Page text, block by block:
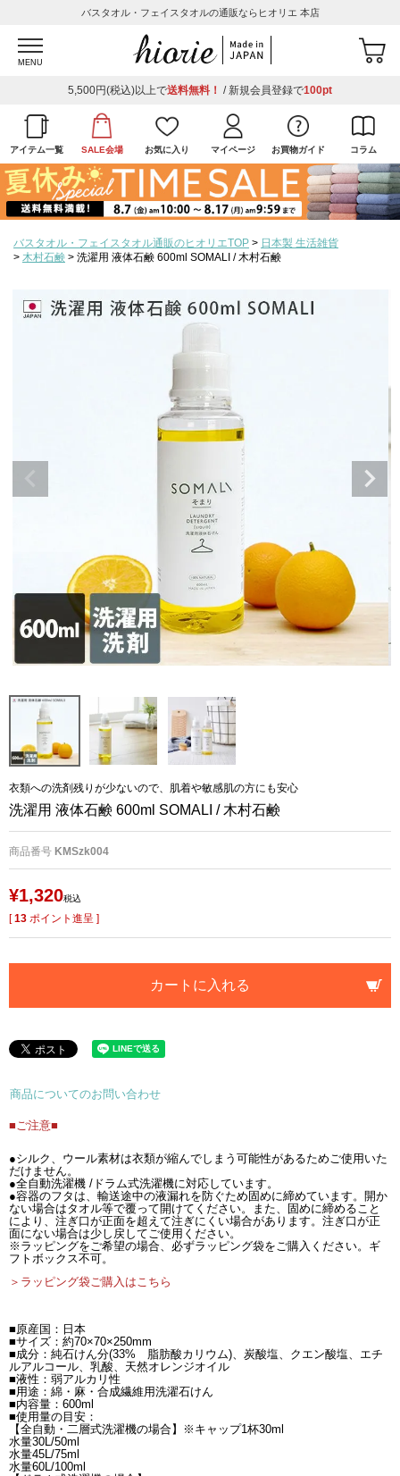
バスタオル・フェイスタオルの通販ならヒオリエ 本店
MENU
5,500円(税込)以上で送料無料！ / 新規会員登録で100pt
アイテム一覧 SALE会場 お気に入り マイページ お買物ガイド コラム
バスタオル・フェイスタオル通販のヒオリエTOP
日本製 生活雑貨
木村石鹸
洗濯用 液体石鹸 600ml SOMALI / 木村石鹸
衣類への洗剤残りが少ないので、肌着や敏感肌の方にも安心
洗濯用 液体石鹸 600ml SOMALI / 木村石鹸
商品番号 KMSzk004
¥1,320税込
[13 ポイント進呈 ]
カートに入れる
商品についてのお問い合わせ
■ご注意■
●シルク、ウール素材は衣類が縮んでしまう可能性があるためご使用いた
だけません。
●全自動洗濯機 /ドラム式洗濯機に対応しています。
●容器のフタは、輸送途中の液漏れを防ぐため固めに締めています。開か
ない場合はタオル等で覆って開けてください。また、固めに締めること
により、注ぎ口が正面を超えて注ぎにくい場合があります。注ぎ口が正
面にない場合は少し戻してご使用ください。
※ラッピングをご希望の場合、必ずラッピング袋をご購入ください。ギ
フトボックス不可。
＞ラッピング袋ご購入はこちら
■原産国：日本
■サイズ：約70×70×250mm
■成分：純石けん分(33% 脂肪酸カリウム)、炭酸塩、クエン酸塩、エチ
ルアルコール、乳酸、天然オレンジオイル
■液性：弱アルカリ性
■用途：綿・麻・合成繊維用洗濯石けん
■内容量：600ml
■使用量の目安：
【全自動・二層式洗濯機の場合】※キャップ1杯30ml
水量30L/50ml
水量45L/75ml
水量60L/100ml